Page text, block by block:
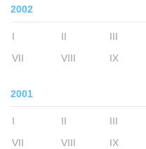
2002
I II III
VII
VIII IX
2001
I II III
VII
VIII IX